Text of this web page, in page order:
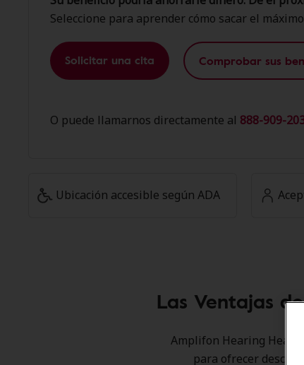
Seleccione para aprender cómo sacar el
Solicitar una cita Comprobar sus
O puede llamarnos directamente al 888-909-
Ubicación accesible según ADA
Las Ventajas
Amplifon Hearing Health
para ofrecer